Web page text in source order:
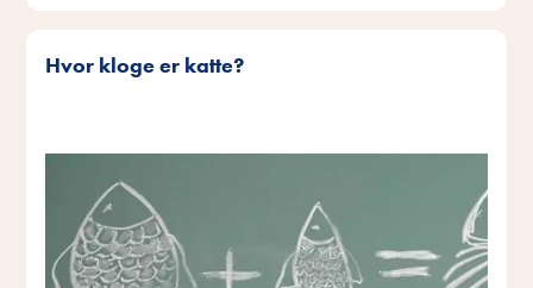
Hvor kloge er katte?